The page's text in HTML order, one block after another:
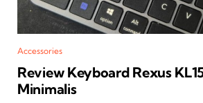
Accessories
Review Keyboard Rexus
Minimalis